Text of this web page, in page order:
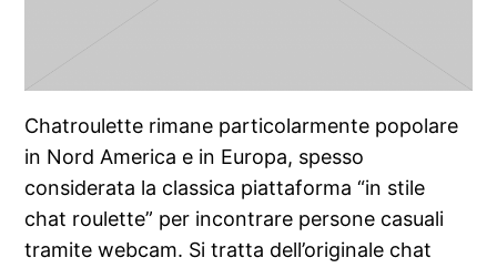
Chatroulette rimane particolarmente popolare
in Nord America e in Europa, spesso
considerata la classica piattaforma “in stile
chat roulette” per incontrare persone casuali
tramite webcam. Si tratta dell’originale chat